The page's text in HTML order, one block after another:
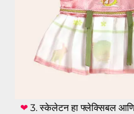
❤ 3. स्केलेटन हा फ्लेक्सिबल